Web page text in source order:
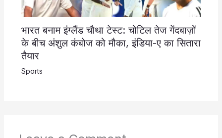
भारत बनाम इंग्लैंड चौथा टेस्ट: चोटिल तेज गेंदबाज़ों
के बीच अंशुल कंबोज को मौका, इंडिया-ए का सितारा
तैयार
Sports